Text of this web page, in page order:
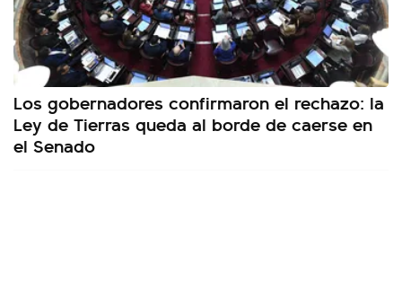
Los gobernadores confirmaron el rechazo: la
Ley de Tierras queda al borde de caerse en
el Senado